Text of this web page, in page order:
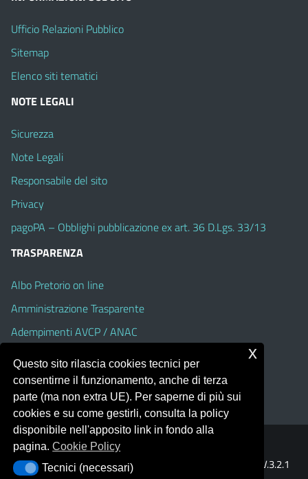
Ufficio Relazioni Pubblico
Sitemap
Elenco siti tematici
NOTE LEGALI
Sicurezza
Note Legali
Responsabile del sito
Privacy
pagoPA – Obblighi pubblicazione ex art. 36 D.Lgs. 33/13
TRASPARENZA
Albo Pretorio on line
Amministrazione Trasparente
Adempimenti AVCP / ANAC
Accesso Civico
Dichiarazione di accessibilità
Portale realizzato con la piattaforma
Template Italia configurato sul tema accessibile
V.3.2.1
Questo sito rilascia cookies tecnici per
consentirne il funzionamento, anche di terza
parte (ma non extra UE). Per saperne di più sui
cookies e su come gestirli, consulta la policy
disponibile nell'apposito link in fondo alla
pagina.Cookie Policy
Tecnici (necessari)
Tecnici (necessari)
x